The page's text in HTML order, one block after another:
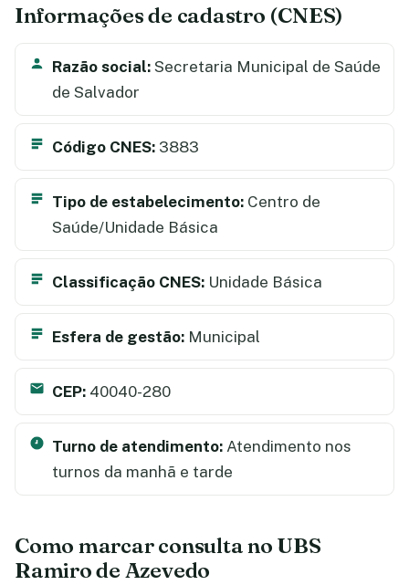
Informações de cadastro (CNES)
Razão social: Secretaria Municipal de Saúde
de Salvador
Código CNES: 3883
Tipo de estabelecimento: Centro de
Saúde/Unidade Básica
Classificação CNES: Unidade Básica
Esfera de gestão: Municipal
CEP: 40040-280
Turno de atendimento: Atendimento nos
turnos da manhã e tarde
Como marcar consulta no UBS
Ramiro de Azevedo